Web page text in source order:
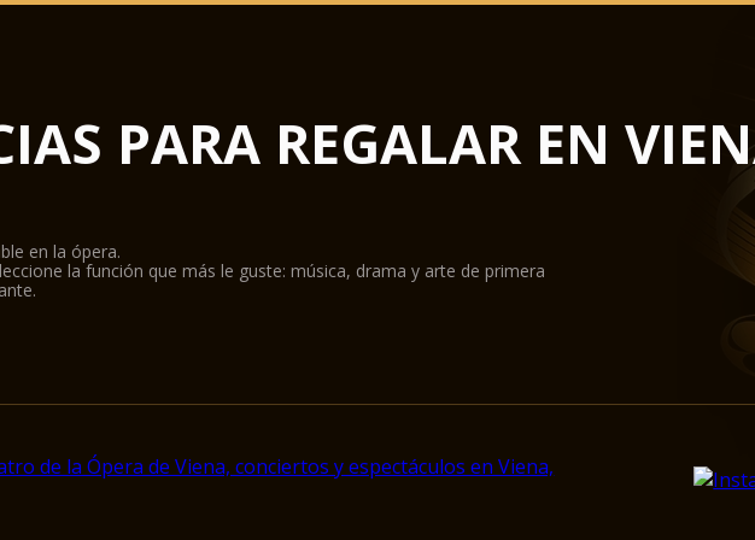
PARA REGALAR EN
en la ópera.
la función que más le guste: música, drama y arte de primera